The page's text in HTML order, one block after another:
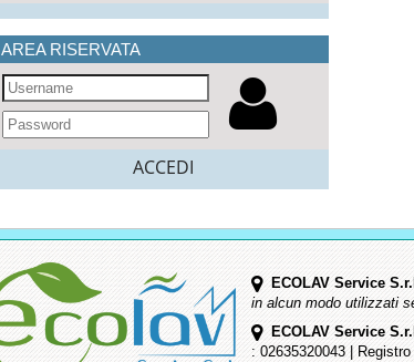
AREA RISERVATA
ACCEDI
ECOLAV Service
in alcun modo utilizzati
ECOLAV Service
: 02635320043 |